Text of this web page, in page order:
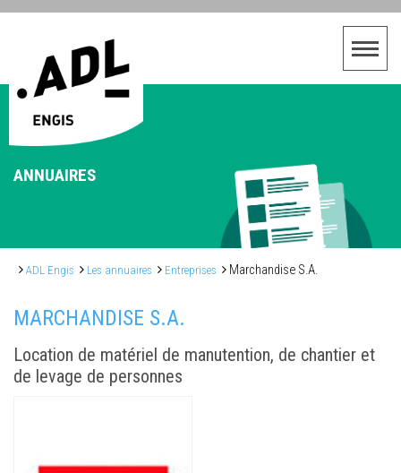
ANNUAIRES
ADL Engis Les annuaires Entreprises Marchandise S.A.
MARCHANDISE S.A.
Location de matériel de manutention, de chantier et
de levage de personnes